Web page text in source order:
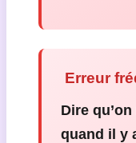
Erreur
Dire
quand il y